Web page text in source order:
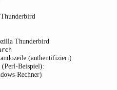
Thunderbird
(authentifiziert)
Beispiel):
Rechner)